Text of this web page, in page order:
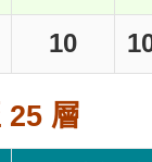
10
25 層